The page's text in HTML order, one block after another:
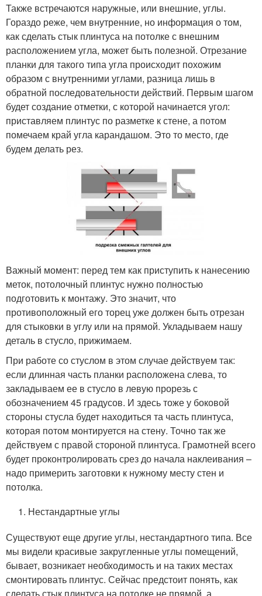
Также встречаются наружные, или внешние, углы.
Гораздо реже, чем внутренние, но информация о том,
как сделать стык плинтуса на потолке с внешним
расположением угла, может быть полезной. Отрезание
планки для такого типа угла происходит похожим
образом с внутренними углами, разница лишь в
обратной последовательности действий. Первым шагом
будет создание отметки, с которой начинается угол:
приставляем плинтус по разметке к стене, а потом
помечаем край угла карандашом. Это то место, где
будем делать рез.
Важный момент: перед тем как приступить к нанесению
меток, потолочный плинтус нужно полностью
подготовить к монтажу. Это значит, что
противоположный его торец уже должен быть отрезан
для стыковки в углу или на прямой. Укладываем нашу
деталь в стусло, прижимаем.
При работе со стуслом в этом случае действуем так:
если длинная часть планки расположена слева, то
закладываем ее в стусло в левую прорезь с
обозначением 45 градусов. И здесь тоже у боковой
стороны стусла будет находиться та часть плинтуса,
которая потом монтируется на стену. Точно так же
действуем с правой стороной плинтуса. Грамотней всего
будет проконтролировать срез до начала наклеивания –
надо примерить заготовки к нужному месту стен и
потолка.
Нестандартные углы
Существуют еще другие углы, нестандартного типа. Все
мы видели красивые закругленные углы помещений,
бывает, возникает необходимость и на таких местах
смонтировать плинтус. Сейчас предстоит понять, как
сделать стык плинтуса на потолке не прямой, а